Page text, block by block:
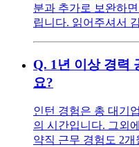
분과 추가로 보완하
립니다. 읽어주셔서
Q. 1년 이상 경력
요?
인턴 경험은 총 대기
의 시간입니다. 그외
약직 근무 경험도 2